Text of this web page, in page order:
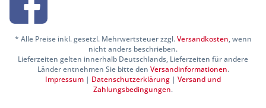
* Alle Preise inkl. gesetzl. Mehrwertsteuer zzgl.Versandkosten, wenn
nicht anders beschrieben.
Lieferzeiten gelten innerhalb Deutschlands, Lieferzeiten für andere
Länder entnehmen Sie bitte den Versandinformationen.
Impressum | Datenschutzerklärung | Versand und
Zahlungsbedingungen.